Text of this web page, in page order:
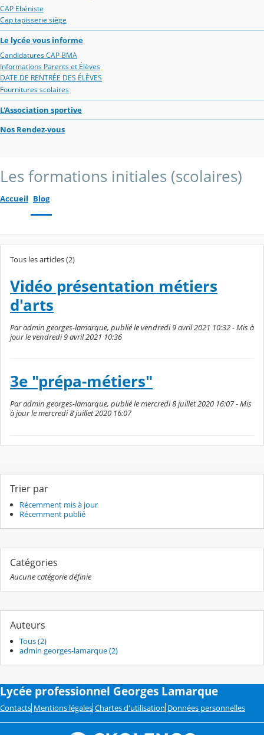
CAP Ebéniste
Cap tapisserie siège
Le lycée vous informe
Candidatures CAP BMA
Informations Parents et Élèves
DATE DE RENTRÉE DES ÉLÈVES
Fournitures scolaires
L'Association sportive
Nos Rendez-vous
Les formations initiales (scolaires)
Accueil Blog
Tous les articles (2)
Vidéo présentation métiers
d'arts
Par admin georges-lamarque, publié le vendredi 9 avril 2021 10:32 - Mis à
jour le vendredi 9 avril 2021 10:36
3e "prépa-métiers"
Par admin georges-lamarque, publié le mercredi 8 juillet 2020 16:07 - Mis
à jour le mercredi 8 juillet 2020 16:07
Trier par
Récemment mis à jour
Récemment publié
Catégories
Aucune catégorie définie
Auteurs
Tous (2)
admin georges-lamarque (2)
Lycée professionnel Georges Lamarque
Contacts Mentions légales Chartes d'utilisation Données personnelles